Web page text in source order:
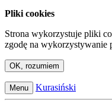
Pliki cookies
Strona wykorzystuje pliki
zgodę na wykorzystywanie
OK, rozumiem
Menu Kurasiński